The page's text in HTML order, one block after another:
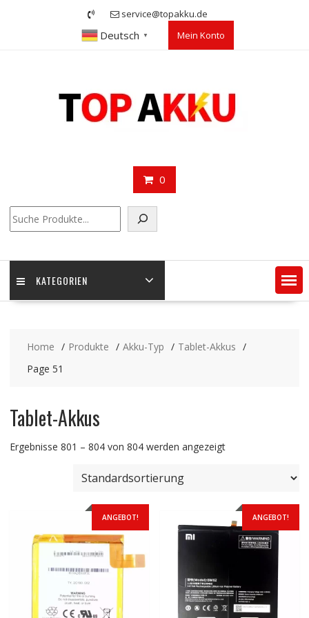
service@topakku.de
Deutsch ▼ Mein Konto
0
KATEGORIEN
Home Produkte Akku-Typ
Tablet-Akkus
Page 51
Tablet-Akkus
Ergebnisse 801 – 804 von 804 werden angezeigt
ANGEBOT! ANGEBOT!